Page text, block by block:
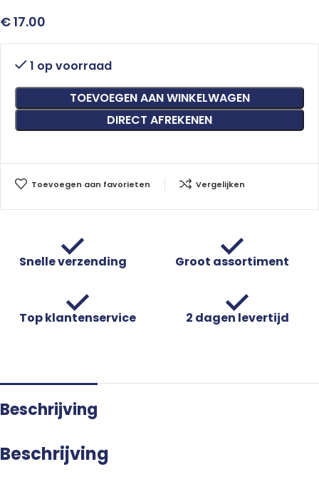
€17.00
1 op voorraad
TOEVOEGEN AAN WINKELWAGEN
DIRECT AFREKENEN
Toevoegen aan favorieten Vergelijken
Snelle verzending Groot assortiment
Top klantenservice 2 dagen levertijd
Beschrijving
Beschrijving